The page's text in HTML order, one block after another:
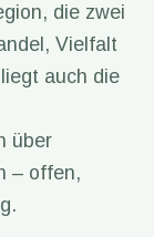
die zwei
Vielfalt
auch die
über
– offen,